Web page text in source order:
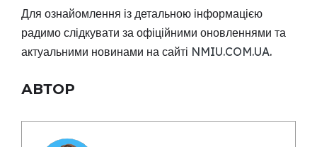
Для ознайомлення із детальною інформацією
радимо слідкувати за офіційними оновленнями та
актуальними новинами на сайті NMIU.COM.UA.
АВТОР